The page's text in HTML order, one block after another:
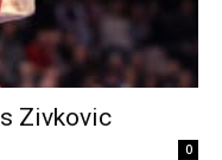
Zivkovic
0